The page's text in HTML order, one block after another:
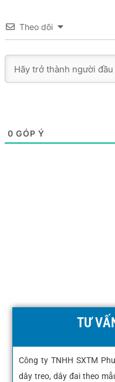
Theo dõi
0 GÓP Ý
TƯ
Công ty TNHH SXTM
dây treo, dây đai theo